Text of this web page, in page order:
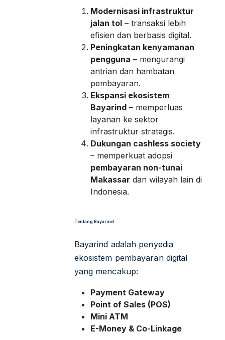
Modernisasi infrastruktur
jalan tol– transaksi lebih
efisien dan berbasis digital.
Peningkatan kenyamanan
pengguna – mengurangi
antrian dan hambatan
pembayaran.
Ekspansi ekosistem
Bayarind– memperluas
layanan ke sektor
infrastruktur strategis.
Dukungan cashless society
– memperkuat adopsi
pembayaran non-tunai
Makassar dan wilayah lain di
Indonesia.
Tentang Bayarind
Bayarind adalah penyedia
ekosistem pembayaran digital
yang mencakup:
Payment Gateway
Point of Sales (POS)
Mini ATM
E-Money & Co-Linkage